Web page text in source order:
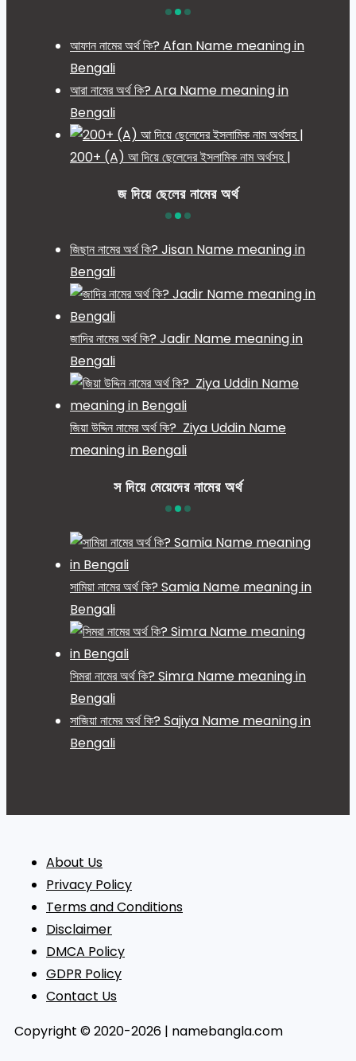
আফান নামের অর্থ কি? Afan Name meaning in
Bengali
আরা নামের অর্থ কি? Ara Name meaning in
Bengali
200+ (A) আ দিয়ে ছেলেদের ইসলামিক নাম অর্থসহ |
জ দিয়ে ছেলের নামের অর্থ
জিছান নামের অর্থ কি? Jisan Name meaning in
Bengali
জাদির নামের অর্থ কি? Jadir Name meaning in
Bengali
জিয়া উদ্দিন নামের অর্থ কি? Ziya Uddin Name
meaning in Bengali
স দিয়ে মেয়েদের নামের অর্থ
সামিয়া নামের অর্থ কি? Samia Name meaning in
Bengali
সিমরা নামের অর্থ কি? Simra Name meaning in
Bengali
সাজিয়া নামের অর্থ কি? Sajiya Name meaning in
Bengali
About Us
Privacy Policy
Terms and Conditions
Disclaimer
DMCA Policy
GDPR Policy
Contact Us
Copyright © 2020-2026 | namebangla.com